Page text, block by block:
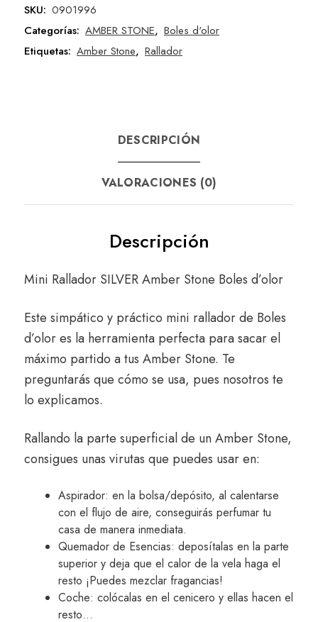
SKU: 0901996
Categorías: AMBER STONE, Boles d'olor
Etiquetas: Amber Stone, Rallador
DESCRIPCIÓN
VALORACIONES (0)
Descripción
Mini Rallador SILVER Amber Stone Boles d’olor
Este simpático y práctico mini rallador de Boles
d’olor es la herramienta perfecta para sacar el
máximo partido a tus Amber Stone. Te
preguntarás que cómo se usa, pues nosotros te
lo explicamos.
Rallando la parte superficial de un Amber Stone,
consigues unas virutas que puedes usar en:
Aspirador: en la bolsa/depósito, al calentarse
con el flujo de aire, conseguirás perfumar tu
casa de manera inmediata.
Quemador de Esencias: deposítalas en la parte
superior y deja que el calor de la vela haga el
resto ¡Puedes mezclar fragancias!
Coche: colócalas en el cenicero y ellas hacen el
resto…